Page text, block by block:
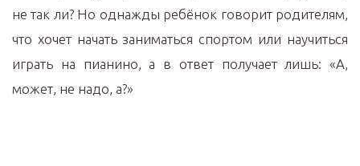
не так ли? Но однажды ребёнок говорит родителям,
что хочет начать заниматься спортом или научиться
играть на пианино, а в ответ получает лишь: «А,
может, не надо, а?»